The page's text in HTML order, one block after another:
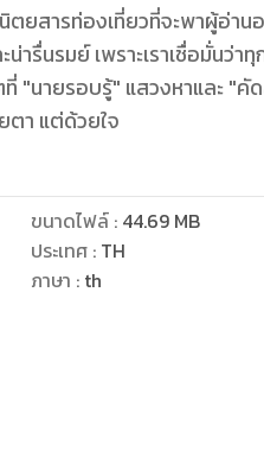
"นายรอบรู้" แสวงหาและ "คั
ตา แต่ด้วยใจ
ขนาดไฟล์: 44.69 MB
ประเทศ : TH
ภาษา : th